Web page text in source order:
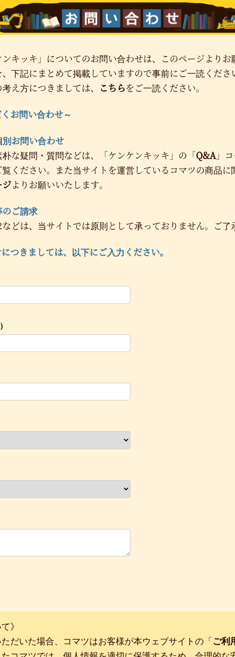
ンキッキ」についてのお問い合わせは、このページより
下記にまとめて掲載していますので事前にご一読くだ
え方につきましては、
こちらをご一読ください。
お問い合わせ～
別お問い合わせ
な疑問・質問などは、「ケンケンキッキ」の「Q&A」
ください。また当サイトを運営しているコマツの商品に
ジよりお願いいたします。
のご請求
どは、当サイトでは原則として承っておりません。ご了
つきましては、以下にご入力ください。
》
だいた場合、コマツはお客様が本ウェブサイトの「 ご利